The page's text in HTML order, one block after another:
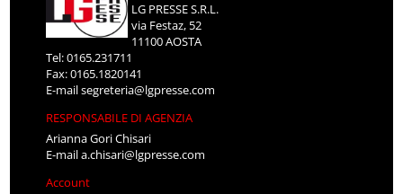
LG PRESSE S.R.L.
via Festaz, 52
11100 AOSTA
Tel: 0165.231711
Fax: 0165.1820141
E-mailsegreteria@lgpresse.com
RESPONSABILE DI AGENZIA
Arianna Gori Chisari
E-maila.chisari@lgpresse.com
Account